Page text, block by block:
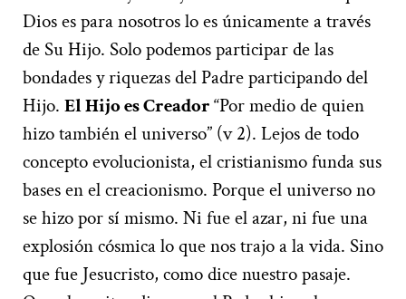
Dios es para nosotros lo es únicamente a través
de Su Hijo. Solo podemos participar de las
bondades y riquezas del Padre participando del
Hijo. El Hijo es Creador“Por medio de quien
hizo también el universo” (v 2). Lejos de todo
concepto evolucionista, el cristianismo funda sus
bases en el creacionismo. Porque el universo no
se hizo por sí mismo. Ni fue el azar, ni fue una
explosión cósmica lo que nos trajo a la vida. Sino
que fue Jesucristo, como dice nuestro pasaje.